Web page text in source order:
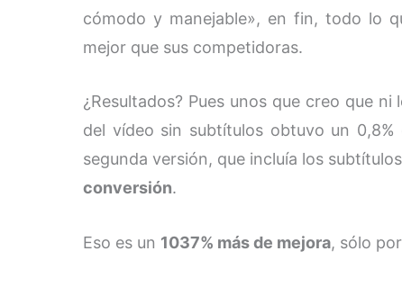
cómodo y manejable», en fin, todo lo
mejor que sus competidoras.
¿Resultados? Pues unos que creo que
del vídeo sin subtítulos obtuvo un
segunda versión, que incluía los
conversión.
Eso es un 1037% más de mejora, sólo